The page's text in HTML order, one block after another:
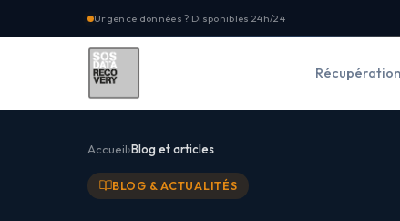
Urgence données ? Disponibles 24h/24
Accueil Blog et articles
BLOG & ACTUALITÉS